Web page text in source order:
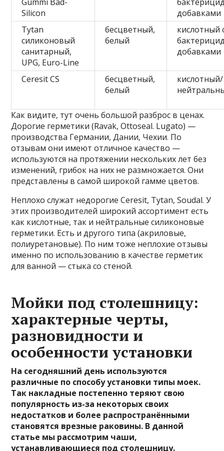
Silicon
добавками
Tytan
силиконовый
санитарный,
UPG, Euro-Line
бесцветный,
белый
кислотный
добавками
Ceresit CS
бесцветный,
белый
кислотный/
Как видите, тут очень большой разброс в ценах.
Дорогие герметики (Ravak, Ottoseal. Lugato) —
производства Германии, Дании, Чехии. По
отзывам они имеют отличное качество —
используются на протяжении нескольких лет без
изменений, грибок на них не размножается. Они
представлены в самой широкой гамме цветов.
Неплохо служат недорогие Ceresit, Tytan, Soudal. У
этих производителей широкий ассортимент есть
как кислотные, так и нейтральные силиконовые
герметики. Есть и другого типа (акриловые,
полиуретановые). По ним тоже неплохие отзывы
именно по использованию в качестве герметик
для ванной — стыка со стеной.
Мойки под столешницу:
характерные черты,
разновидности и
особенности установки
На сегодняшний день используются
различные по способу установки типы моек.
Так накладные постепенно теряют свою
популярность из-за некоторых своих
недостатков и более распространёнными
становятся врезные раковины. В данной
статье мы рассмотрим чаши,
устанавливающиеся под столешницу.